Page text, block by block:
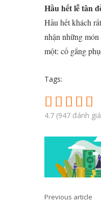
Hầu hết lễ tân
Hầu hết khách
nhận những
một: cố gắng
Tags:
4.7 (947 đánh
Previous article